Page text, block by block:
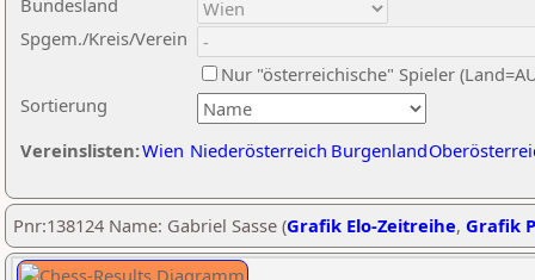
Sortierung
Bundesland
Spgem./Kreis/Verein
Nur "österreichische" Spieler
Vereinslisten:Wien Niederösterreich Burgenland
Pnr:138124 Name: Gabriel Sasse (Grafik Elo-Zeitreihe, Grafik